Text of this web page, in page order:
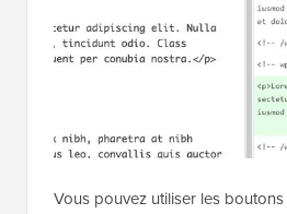
Vous pouvez utiliser les